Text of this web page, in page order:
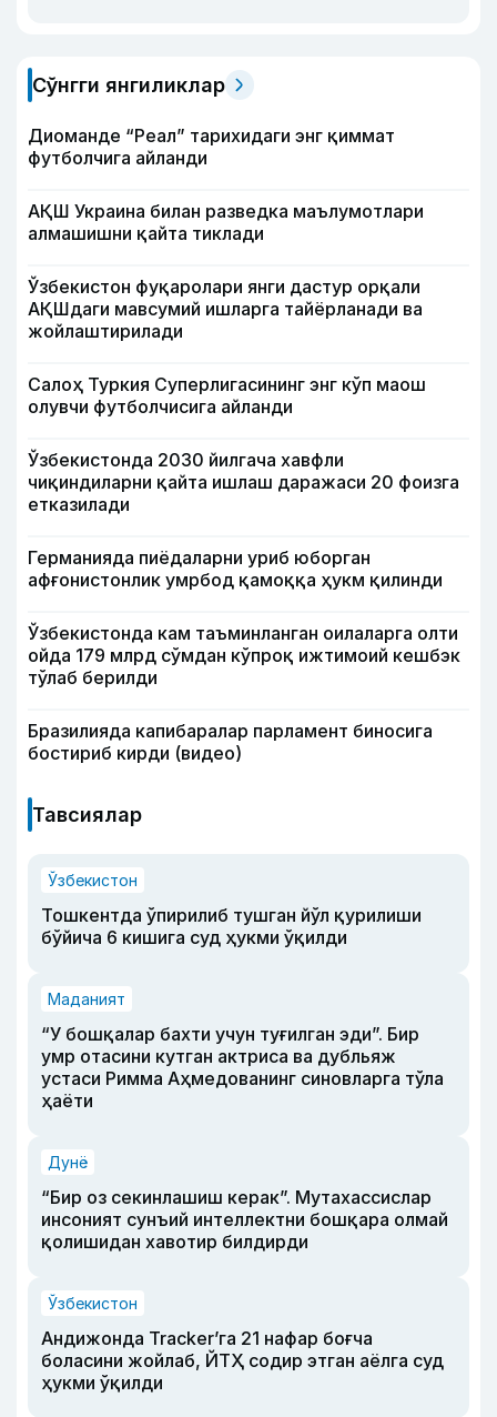
Сўнгги янгиликлар
Диоманде “Реал” тарихидаги энг қиммат
футболчига айланди
АҚШ Украина билан разведка маълумотлари
алмашишни қайта тиклади
Ўзбекистон фуқаролари янги дастур орқали
АҚШдаги мавсумий ишларга тайёрланади ва
жойлаштирилади
Салоҳ Туркия Суперлигасининг энг кўп маош
олувчи футболчисига айланди
Ўзбекистонда 2030 йилгача хавфли
чиқиндиларни қайта ишлаш даражаси 20 фоизга
етказилади
Германияда пиёдаларни уриб юборган
афғонистонлик умрбод қамоққа ҳукм қилинди
Ўзбекистонда кам таъминланган оилаларга олти
ойда 179 млрд сўмдан кўпроқ ижтимоий кешбэк
тўлаб берилди
Бразилияда капибаралар парламент биносига
бостириб кирди (видео)
Тавсиялар
Ўзбекистон
Тошкентда ўпирилиб тушган йўл қурилиши
бўйича 6 кишига суд ҳукми ўқилди
Маданият
“У бошқалар бахти учун туғилган эди”. Бир
умр отасини кутган актриса ва дубльяж
устаси Римма Аҳмедованинг синовларга тўла
ҳаёти
Дунё
“Бир оз секинлашиш керак”. Мутахассислар
инсоният сунъий интеллектни бошқара олмай
қолишидан хавотир билдирди
Ўзбекистон
Андижонда Tracker’га 21 нафар боғча
боласини жойлаб, ЙТҲ содир этган аёлга суд
ҳукми ўқилди